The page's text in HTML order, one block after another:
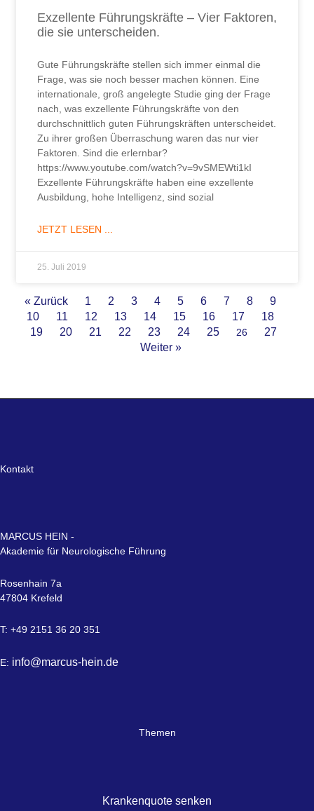
Exzellente Führungskräfte – Vier Faktoren,
die sie unterscheiden.​
Gute Führungskräfte stellen sich immer einmal die
Frage, was sie noch besser machen können. Eine
internationale, groß angelegte Studie ging der Frage
nach, was exzellente Führungskräfte von den
durchschnittlich guten Führungskräften unterscheidet.
Zu ihrer großen Überraschung waren das nur vier
Faktoren. Sind die erlernbar?
https://www.youtube.com/watch?v=9vSMEWti1kI
Exzellente Führungskräfte haben eine exzellente
Ausbildung, hohe Intelligenz, sind sozial
JETZT LESEN ...
25. Juli 2019
« Zurück 1 2 3 4 5 6 7 8
9
10
11 12 13 14 15 16 17
18
19
20 21 22 23 24 25 26
27
Weiter »
Kontakt
MARCUS HEIN -
Akademie für Neurologische Führung
Rosenhain 7a
47804 Krefeld
T: +49 2151 36 20 351
E: info@marcus-hein.de
Themen
Krankenquote senken